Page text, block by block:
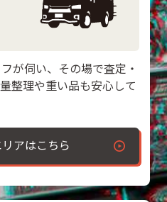
が伺い、その場で査定・
整理や重い品も安心して
アはこちら